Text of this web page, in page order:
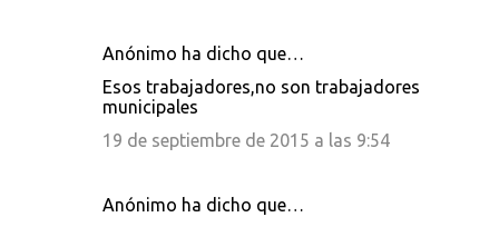
Anónimo ha dicho que…
Esos trabajadores,no son trabajadores
municipales
19 de septiembre de 2015 a las 9:54
Anónimo ha dicho que…